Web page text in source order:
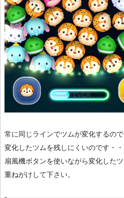
常に同じラインでツムが変化するの
変化したツムを残しにくいのです・・
扇風機ボタンを使いながら変化した
重ねがけして下さい。